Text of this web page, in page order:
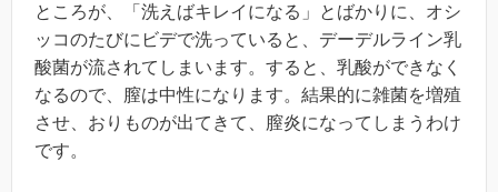
ところが、「洗えばキレイになる」とばかりに、オシ
ッコのたびにビデで洗っていると、デーデルライン乳
酸菌が流されてしまいます。すると、乳酸ができなく
なるので、膣は中性になります。結果的に雑菌を増殖
させ、おりものが出てきて、膣炎になってしまうわけ
です。